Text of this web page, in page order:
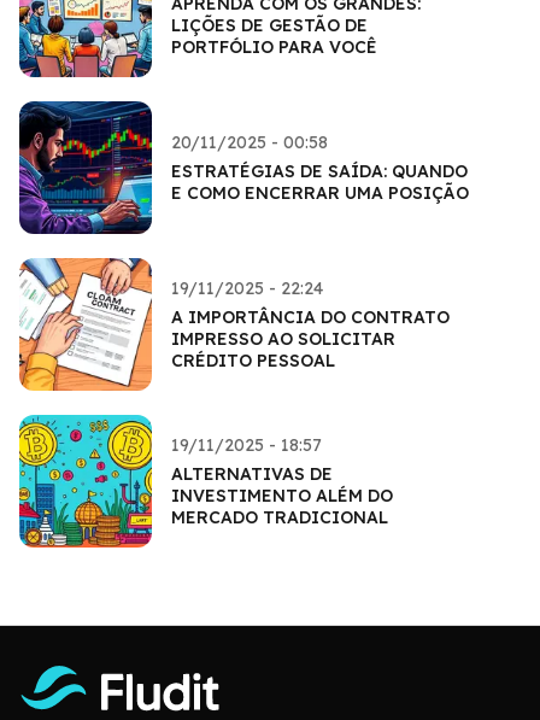
LIÇÕES DE GESTÃO DE
PORTFÓLIO PARA VOCÊ
20/11/2025 - 00:58
ESTRATÉGIAS DE SAÍDA: QUANDO
E COMO ENCERRAR UMA POSIÇÃO
19/11/2025 - 22:24
A IMPORTÂNCIA DO CONTRATO
IMPRESSO AO SOLICITAR
CRÉDITO PESSOAL
19/11/2025 - 18:57
ALTERNATIVAS DE
INVESTIMENTO ALÉM DO
MERCADO TRADICIONAL